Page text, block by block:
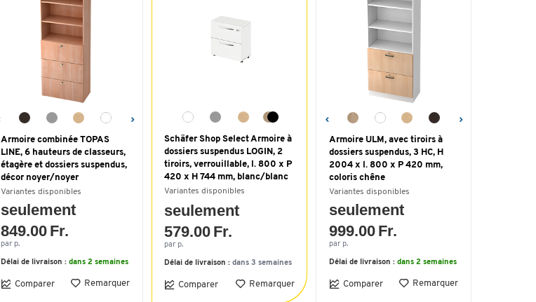
Armoire combinée TOPAS
LINE, 6 hauteurs de classeurs,
étagère et dossiers suspendus,
décor noyer/noyer
Variantes disponibles
seulement
849.00 Fr.
par p.
Délai de livraison : dans 2 semaines
Comparer Remarquer
Schäfer Shop Select Armoire à
dossiers suspendus LOGIN, 2
tiroirs, verrouillable, l. 800 x P
420 x H 744 mm, blanc/blanc
Variantes disponibles
seulement
579.00 Fr.
par p.
Délai de livraison : dans 3 semaines
Comparer Remarquer
Armoire ULM, avec tiroirs à
dossiers suspendus, 3 HC, H
2004 x l. 800 x P 420 mm,
coloris chêne
Variantes disponibles
seulement
999.00 Fr.
par p.
Délai de livraison : dans 2 semaines
Comparer Remarquer